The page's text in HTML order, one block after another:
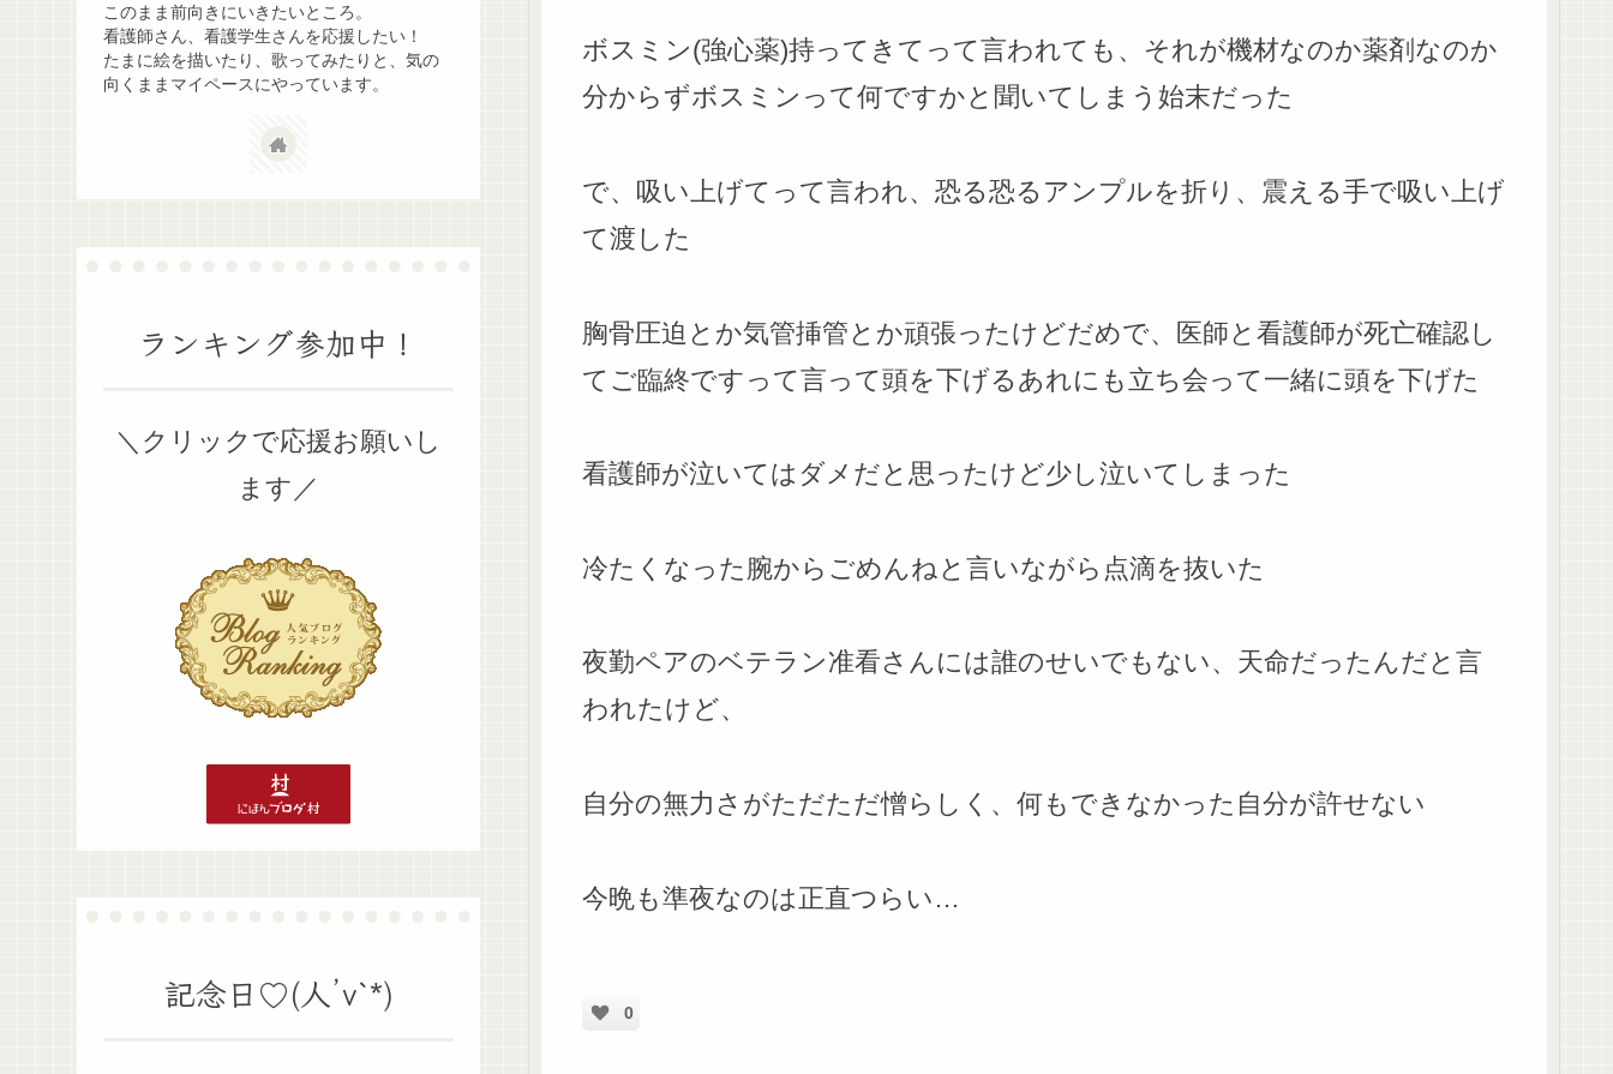
ボスミン(強心薬)持ってきてって言われても、それが機材なのか薬剤なのか
分からずボスミンって何ですかと聞いてしまう始末だった
で、吸い上げてって言われ、恐る恐るアンプルを折り、震える手で吸い上げ
て渡した
胸骨圧迫とか気管挿管とか頑張ったけどだめで、医師と看護師が死亡確認し
てご臨終ですって言って頭を下げるあれにも立ち会って一緒に頭を下げた
看護師が泣いてはダメだと思ったけど少し泣いてしまった
冷たくなった腕からごめんねと言いながら点滴を抜いた
夜勤ペアのベテラン准看さんには誰のせいでもない、天命だったんだと言
われたけど、
自分の無力さがただただ憎らしく、何もできなかった自分が許せない
今晩も準夜なのは正直つらい…
0
このまま前向きにいきたいところ。
看護師さん、看護学生さんを応援したい！
たまに絵を描いたり、歌ってみたりと、気の
向くままマイペースにやっています。
ランキング参加中！
＼クリックで応援お願いし
ます／
記念日♡(人’v`*)